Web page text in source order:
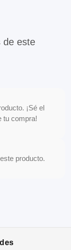
de este
¡Sé el
tu compra!
producto.